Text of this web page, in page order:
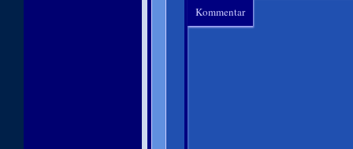
Kommentar